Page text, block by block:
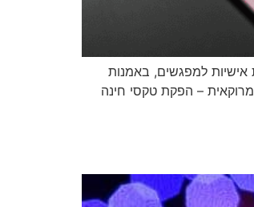
אישיות למפגשים, באמנות
מרוקאית – הפקת טקסי חינה